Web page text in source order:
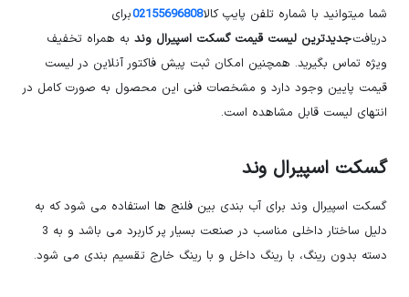
شما میتوانید با شماره تلفن پایپ کالا02155696808برای
دریافتجدیدترین لیست قیمت گسکت اسپیرال وند به همراه تخفیف
ویژه تماس بگیرید. همچنین امکان ثبت پیش فاکتور آنلاین در لیست
قیمت پایین وجود دارد و مشخصات فنی این محصول به صورت کامل در
انتهای لیست قابل مشاهده است.
گسکت اسپیرال وند
گسکت اسپیرال وند برای آب بندی بین فلنج ها استفاده می شود که به
دلیل ساختار داخلی مناسب در صنعت بسیار پر کاربرد می باشد و به 3
دسته بدون رینگ، با رینگ داخل و با رینگ خارج تقسیم بندی می شود.